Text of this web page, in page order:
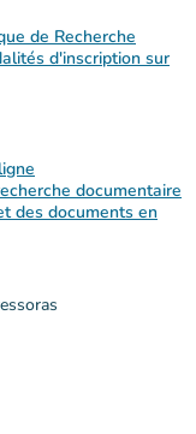
de Recherche
d'inscription sur
documentaire
des documents en